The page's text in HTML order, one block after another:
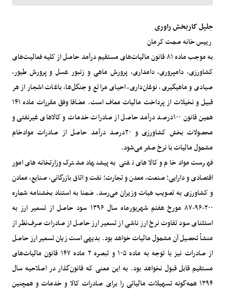
جلیل کاربخش راوری
رییس خانه صمت کرمان
به موجب ماده ۸۱ قانون مالیات‌های مستقیم درآمد حاصل از کلیه فعالیت‌های
کشاورزی‌، دامپروری‌، دامداری‌، پرورش ماهی و زنبور عسل و پرورش طیور،
صیادی و ماهیگیری‌، نوغان‌داری‌، احیای مراتع و جنگل‌ها، باغات ‌اشجار از هر
قبیل و نخیلات از پرداخت مالیات معاف است. مضافا وفق مقررات ماده ۱۴۱
همین قانون ۱۰۰درصد درآمد حاصل از صادرات خدمات و کالاهای غیرنفتی و
محصولات بخش کشاورزی و ۲۰‌درصد درآمد حاصل از صادرات موادخام
مشمول مالیات با نرخ صفر می‌شود.
فهرست موادخام و کالاهای نفتی به پیشنهاد مشترک وزارتخانه‌های امور
اقتصادی و دارایی؛ صنعت، معدن و تجارت؛ نفت و اتاق بازرگانی، صنایع، معادن
و کشاورزی به تصویب هیات وزیران می‌رسد. ضمنا به استناد بخشنامه شماره
۲۰۰-۹۶-۸۷ مورخ هفتم شهریورماه سال ۱۳۹۶ سود حاصل از تسعیر ارز به
استثنای سود تفاوت نرخ ارز ناشی از تسعیر ارز حاصل از صادرات صرف‌نظر از
منشأ تحصیل آن مشمول مالیات خواهد بود. بدیهی است زیان تسعیر ارز حاصل
از صادرات نیز با توجه به ماده ۱۰۵ و تبصره ۲ ماده ۱۴۷ قانون مالیات‌های
مستقیم قابل قبول نخواهد بود. به این معنی که قانون‌گذار در اصلاحیه سال
۱۳۹۴ همه‌گونه تسهیلات مالیاتی را برای صادرات کالا و خدمات و همچنین